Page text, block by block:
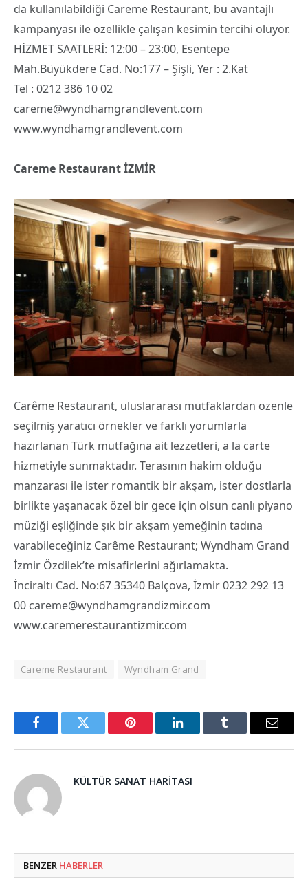
da kullanılabildiği Careme Restaurant, bu avantajlı
kampanyası ile özellikle çalışan kesimin tercihi oluyor.
HİZMET SAATLERİ: 12:00 – 23:00, Esentepe
Mah.Büyükdere Cad. No:177 – Şişli, Yer : 2.Kat
Tel : 0212 386 10 02
careme@wyndhamgrandlevent.com
www.wyndhamgrandlevent.com
Careme Restaurant İZMİR
Carême Restaurant, uluslararası mutfaklardan özenle
seçilmiş yaratıcı örnekler ve farklı yorumlarla
hazırlanan Türk mutfağına ait lezzetleri, a la carte
hizmetiyle sunmaktadır. Terasının hakim olduğu
manzarası ile ister romantik bir akşam, ister dostlarla
birlikte yaşanacak özel bir gece için olsun canlı piyano
müziği eşliğinde şık bir akşam yemeğinin tadına
varabileceğiniz Carême Restaurant; Wyndham Grand
İzmir Özdilek’te misafirlerini ağırlamakta.
İnciraltı Cad. No:67 35340 Balçova, İzmir 0232 292 13
00 careme@wyndhamgrandizmir.com
www.caremerestaurantizmir.com
Careme Restaurant Wyndham Grand
FacebookTwitter Pinterest LinkedInTumblr Email
KÜLTÜR SANAT HARITASI
BENZER HABERLER